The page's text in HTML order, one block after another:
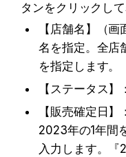
タンをクリックし
【店舗名】（
名を指定。全店
を指定します。
【ステータス】
【販売確定日
2023年の1年間
入力します。